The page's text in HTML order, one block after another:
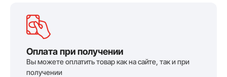
Оплата при получении
Вы можете оплатить товар как на сайте, так и при
получении